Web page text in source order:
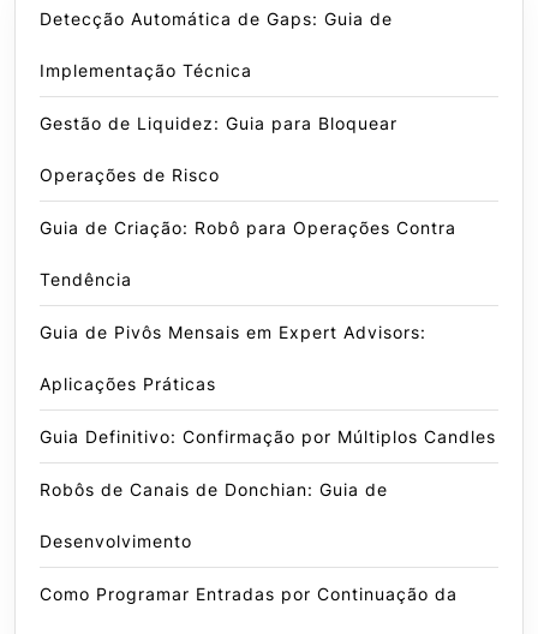
Detecção Automática de Gaps: Guia de
Implementação Técnica
Gestão de Liquidez: Guia para Bloquear
Operações de Risco
Guia de Criação: Robô para Operações Contra
Tendência
Guia de Pivôs Mensais em Expert Advisors:
Aplicações Práticas
Guia Definitivo: Confirmação por Múltiplos Candles
Robôs de Canais de Donchian: Guia de
Desenvolvimento
Como Programar Entradas por Continuação da